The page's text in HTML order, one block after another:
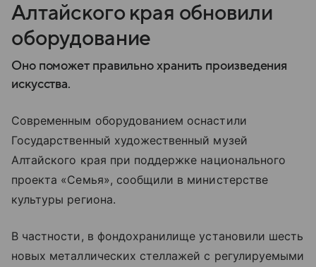
Алтайского края обновили
оборудование
Оно поможет правильно хранить произведения
искусства.
Современным оборудованием оснастили
Государственный художественный музей
Алтайского края при поддержке национального
проекта «Семья», сообщили в министерстве
культуры региона.
В частности, в фондохранилище установили шесть
новых металлических стеллажей с регулируемыми